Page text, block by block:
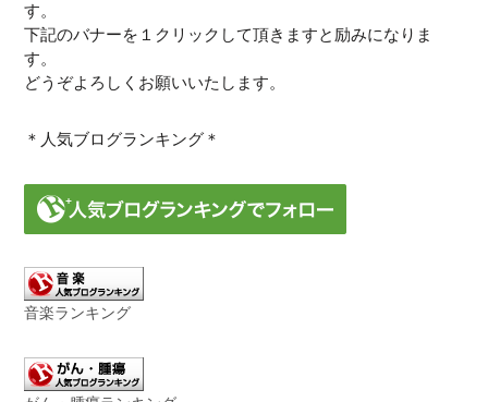
す。
下記のバナーを１クリックして頂きますと励みになりま
す。
どうぞよろしくお願いいたします。
＊人気ブログランキング＊
音楽ランキング